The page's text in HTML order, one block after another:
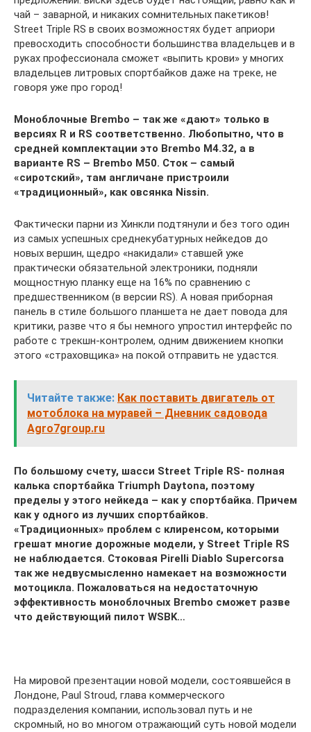
чай – заварной, и никаких сомнительных пакетиков!
Street Triple RS в своих возможностях будет априори
превосходить способности большинства владельцев и в
руках профессионала сможет «выпить крови» у многих
владельцев литровых спортбайков даже на треке, не
говоря уже про город!
Моноблочные Brembo – так же «дают» только в
версиях R и RS соответственно. Любопытно, что в
средней комплектации это Brembo M4.32, а в
варианте RS – Brembo M50. Сток – самый
«сиротский», там англичане пристроили
«традиционный», как овсянка Nissin.
Фактически парни из Хинкли подтянули и без того один
из самых успешных среднекубатурных нейкедов до
новых вершин, щедро «накидали» ставшей уже
практически обязательной электроники, подняли
мощностную планку еще на 16% по сравнению с
предшественником (в версии RS). А новая приборная
панель в стиле большого планшета не дает повода для
критики, разве что я бы немного упростил интерфейс по
работе с трекшн-контролем, одним движением кнопки
этого «страховщика» на покой отправить не удастся.
Читайте также: Как поставить двигатель от
мотоблока на муравей – Дневник садовода
Agro7group.ru
По большому счету, шасси Street Triple RS- полная
калька спортбайка Triumph Daytona, поэтому
пределы у этого нейкеда – как у спортбайка. Причем
как у одного из лучших спортбайков.
«Традиционных» проблем с клиренсом, которыми
грешат многие дорожные модели, у Street Triple RS
не наблюдается. Стоковая Pirelli Diablo Supercorsa
так же недвусмысленно намекает на возможности
мотоцикла. Пожаловаться на недостаточную
эффективность моноблочных Brembo сможет разве
что действующий пилот WSBK…
На мировой презентации новой модели, состоявшейся в
Лондоне, Paul Stroud, глава коммерческого
подразделения компании, использовал путь и не
скромный, но во многом отражающий суть новой модели